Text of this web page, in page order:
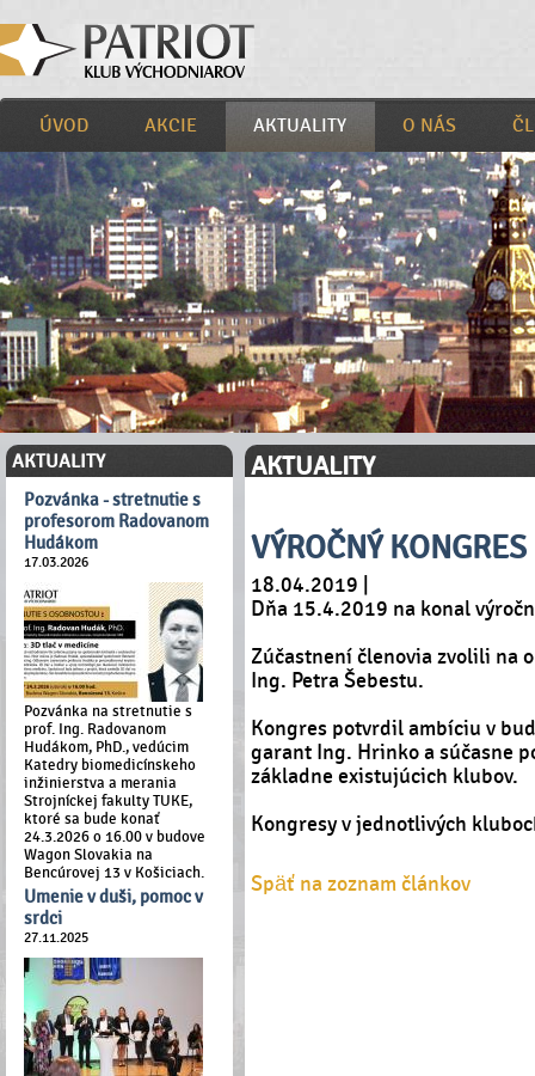
ÚVOD AKCIE AKTUALITY O NÁS
AKTUALITY
Pozvánka - stretnutie s
profesorom Radovanom
Hudákom
17.03.2026
Pozvánka na stretnutie s
prof. Ing. Radovanom
Hudákom, PhD., vedúcim
Katedry biomedicínskeho
inžinierstva a merania
Strojníckej fakulty TUKE,
ktoré sa bude konať
24.3.2026 o 16.00 v budove
Wagon Slovakia na
Bencúrovej 13 v Košiciach.
Umenie v duši, pomoc v
srdci
27.11.2025
AKTUALITY
VÝROČNÝ KONGRES
18.04.2019 |
Dňa 15.4.2019 na konal
Zúčastnení členovia zvolili na
Ing. Petra Šebestu.
Kongres potvrdil ambíciu v
garant Ing. Hrinko a súčasne
základne existujúcich klubov.
Kongresy v jednotlivých
Späť na zoznam článkov